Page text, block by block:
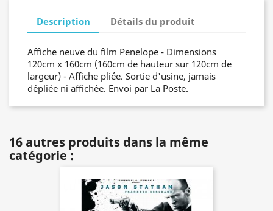
Description Détails du produit
Affiche neuve du film Penelope - Dimensions
120cm x 160cm (160cm de hauteur sur 120cm de
largeur) - Affiche pliée. Sortie d'usine, jamais
dépliée ni affichée. Envoi par La Poste.
16 autres produits dans la même
catégorie :